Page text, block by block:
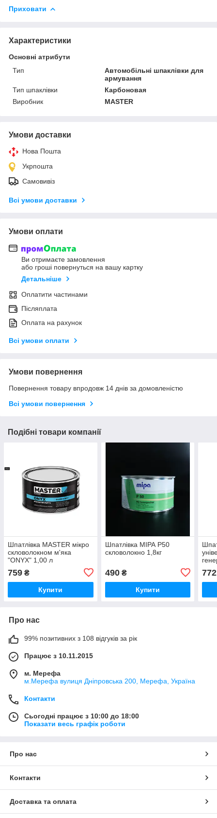
Приховати
Характеристики
Основні атрибути
Тип
Автомобільні шпаклівки для
армування
Тип шпаклівки
Карбоновая
Виробник
MASTER
Умови доставки
Нова Пошта
Укрпошта
Самовивіз
Всі умови доставки
Умови оплати
Ви отримаєте замовлення
або гроші повернуться на вашу картку
Детальніше
Оплатити частинами
Післяплата
Оплата на рахунок
Всі умови оплати
Умови повернення
Повернення товару впродовж 14 днів за домовленістю
Всі умови повернення
Подібні товари компанії
Шпатлівка MASTER мікро
скловолокном м'яка
"ONYX" 1,00 л
759 ₴
Купити
Шпатлівка МІРА Р50
скловолокно 1,8кг
490₴
Купити
772
Про нас
99% позитивних з 108 відгуків за рік
Працює з 10.11.2015
м. Мерефа
м.Мерефа вулиця Дніпровська 200, Мерефа, Україна
Контакти
Сьогодні працює з 10:00 до 18:00
Показати весь графік роботи
Про нас
Контакти
Доставка та оплата